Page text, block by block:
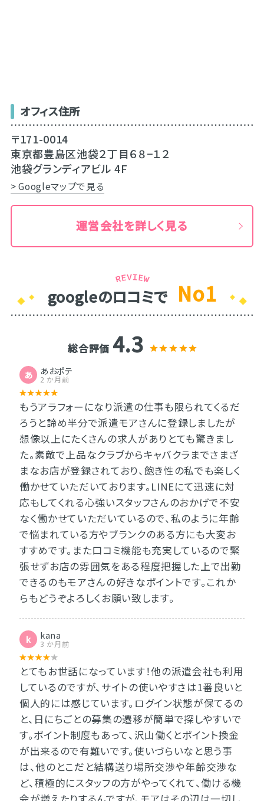
オフィス住所
〒171-0014
東京都豊島区池袋２丁目６８−１２
池袋グランディアビル 4F
> Googleマップで見る
運営会社を詳しく見る
googleのロコミで No1
総合評価 4.3
あ あおポテ
2 か月前
もうアラフォーになり派遣の仕事も限られてくるだ
ろうと諦め半分で派遣モアさんに登録しましたが
想像以上にたくさんの求人がありとても驚きまし
た。素敵で上品なクラブからキャバクラまでさまざ
まなお店が登録されており、飽き性の私でも楽しく
働かせていただいております。LINEにて迅速に対
応もしてくれる心強いスタッフさんのおかげで不安
なく働かせていただいているので、私のように年齢
で悩まれている方やブランクのある方にも大変お
すすめです。また口コミ機能も充実しているので緊
張せずお店の雰囲気をある程度把握した上で出勤
できるのもモアさんの好きなポイントです。これか
らもどうぞよろしくお願い致します。
k kana
3 か月前
とてもお世話になっています！他の派遣会社も利用
しているのですが、サイトの使いやすさは1番良いと
個人的には感じています。ログイン状態が保てるの
と、日にちごとの募集の遷移が簡単で探しやすいで
す。ポイント制度もあって、沢山働くとポイント換金
が出来るので有難いです。使いづらいなと思う事
は、他のとこだと結構送り場所交渉や年齢交渉な
ど、積極的にスタッフの方がやってくれて、働ける機